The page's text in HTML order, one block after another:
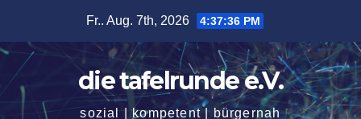
springen
Fr.. Aug. 7th, 2026 4:37:36 PM
die tafelrunde e.V.
sozial | kompetent | bürgernah